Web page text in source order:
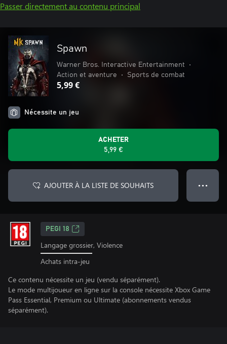
Passer directement au contenu principal
Spawn
Warner Bros. Interactive Entertainment
•
Action et aventure
• Sports de combat
5,99 €
Nécessite un jeu
ACHETER
5,99 €
AJOUTER À LA LISTE DE SOUHAITS ● ● ●
PEGI 18
Langage grossier, Violence
Achats intra-jeu
Ce contenu nécessite un jeu (vendu séparément).
Le mode multijoueur en ligne sur la console nécessite Xbox Game
Pass Essential, Premium ou Ultimate (abonnements vendus
séparément).